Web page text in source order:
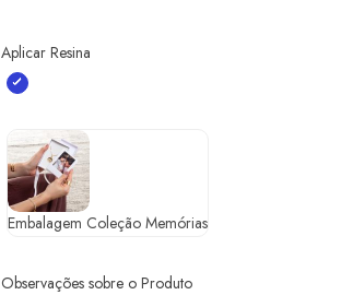
Aplicar Resina
Embalagem Coleção Memórias
Observações sobre o Produto